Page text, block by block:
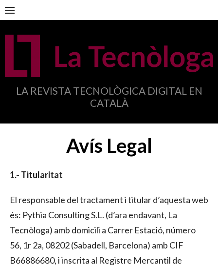
Anar
al
contingut
LA REVISTA TECNOLÒGICA DIGITAL EN
CATALÀ
Avís Legal
1.- Titularitat
El responsable del tractament i titular d’aquesta web
és: Pythia Consulting S.L. (d’ara endavant, La
Tecnòloga) amb domicili a Carrer Estació, número
56, 1r 2a, 08202 (Sabadell, Barcelona) amb CIF
B66886680, i inscrita al Registre Mercantil de